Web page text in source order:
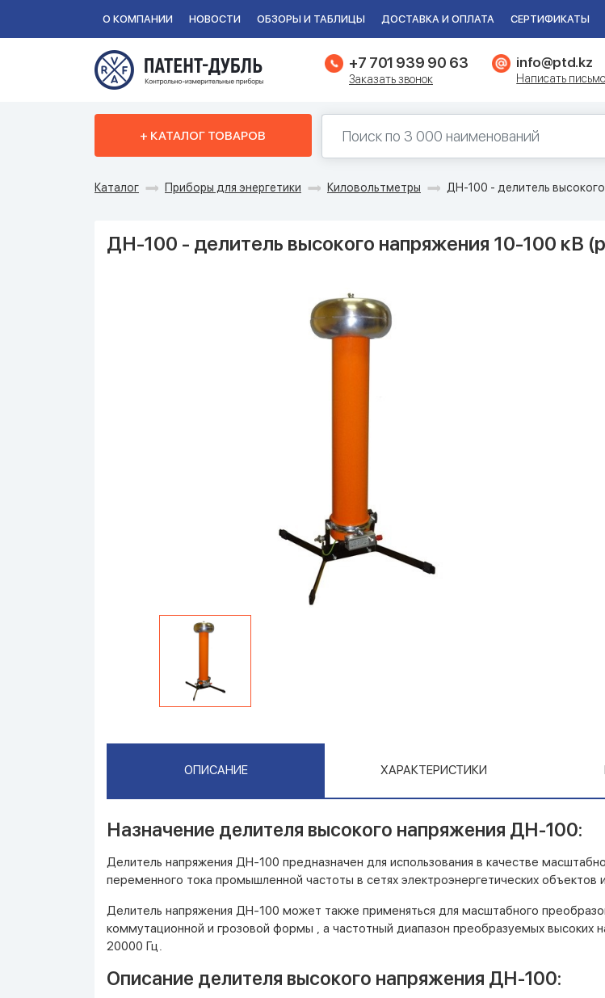
О КОМПАНИИ НОВОСТИ ОБЗОРЫ И ТАБЛИЦЫ ДОСТАВКА И ОПЛАТА СЕРТИФИКАТЫ
+7 701 939 90 63
Заказать звонок
info@ptd.kz
Написать письмо
+ КАТАЛОГ ТОВАРОВ
Каталог Приборы для энергетики Киловольтметры ДН-100 - делитель
ДН-100 - делитель высокого напряжения 10-100 кВ
ОПИСАНИЕ ХАРАКТЕРИСТИКИ
Назначение делителя высокого напряжения ДН-100:
Делитель напряжения ДН-100 предназначен для использования в качестве
переменного тока промышленной частоты в сетях электроэнергетических
Делитель напряжения ДН-100 может также применяться для масштабного
коммутационной и грозовой формы , а частотный диапазон преобразуемых
20000 Гц.
Описание делителя высокого напряжения ДН-100: